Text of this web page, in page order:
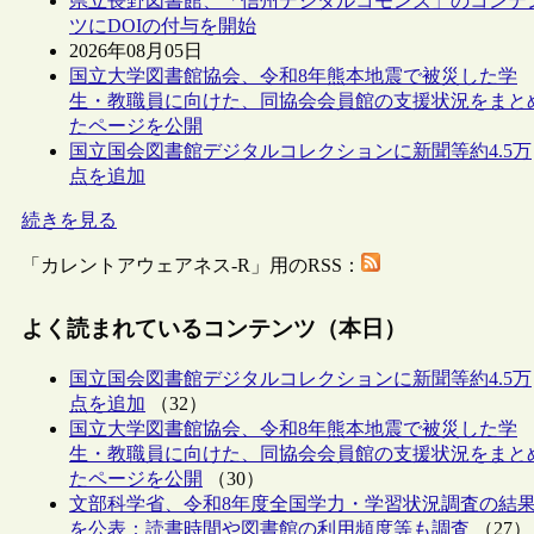
ツにDOIの付与を開始
2026年08月05日
国立大学図書館協会、令和8年熊本地震で被災した学
生・教職員に向けた、同協会会員館の支援状況をまと
たページを公開
国立国会図書館デジタルコレクションに新聞等約4.5万
点を追加
続きを見る
「カレントアウェアネス-R」用のRSS：
よく読まれているコンテンツ（本日）
国立国会図書館デジタルコレクションに新聞等約4.5万
点を追加 （32）
国立大学図書館協会、令和8年熊本地震で被災した学
生・教職員に向けた、同協会会員館の支援状況をまと
たページを公開
（30）
文部科学省、令和8年度全国学力・学習状況調査の結
を公表：読書時間や図書館の利用頻度等も調査 （27）